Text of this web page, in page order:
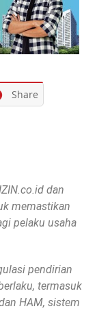
Share
dan
memastikan
pelaku usaha
pendirian
termasuk
HAM, sistem